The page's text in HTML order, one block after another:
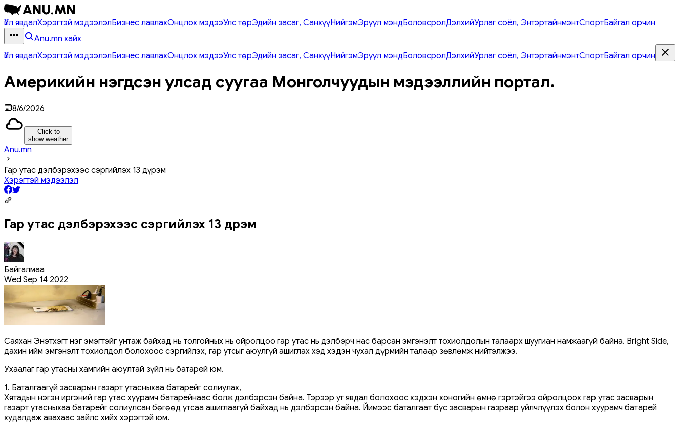
Үйл явдалХэрэгтэй мэдээлэлБизнес лавлахОнцлох мэдээУлс төрЭдийн засаг, СанхүүНийгэмЭрүүл мэндБоловсролДэлхийУрлаг соёл, ЭнтэртайнмэнтСпортБайгал орчин
Anu.mn хайх
Үйл явдалХэрэгтэй мэдээлэлБизнес лавлахОнцлох мэдээУлс төрЭдийн засаг, СанхүүНийгэмЭрүүл мэндБоловсролДэлхийУрлаг соёл, ЭнтэртайнмэнтСпортБайгал орчин
Америкийн нэгдсэн улсад суугаа Монголчуудын мэдээллийн портал.
8/6/2026
Click to
show weather
Anu.mn
Гар утас дэлбэрэхээс сэргийлэх 13 дүрэм
Хэрэгтэй мэдээлэл
Гар утас дэлбэрэхээс сэргийлэх 13 дүрэм
Байгалмаа
Wed Sep 14 2022
Саяхан Энэтхэгт нэг эмэгтэйг унтаж байхад нь толгойных нь ойролцоо гар утас нь дэлбэрч нас барсан эмгэнэлт тохиолдолын талаарх шуугиан намжаагүй байна. Bright Side,
дахин ийм эмгэнэлт тохиолдол болохоос сэргийлэх, гар утсыг аюулгүй ашиглах хэд хэдэн чухал дүрмийн талаар зөвлөмж нийтэлжээ.
Ухаалаг гар утасны хамгийн аюултай зүйл нь батарей юм.
1. Баталгаагүй засварын газарт утасныхаа батарейг солиулах,
Хятадын нэгэн иргэний гар утас хуурамч батарейнаас болж дэлбэрсэн байна. Тэрээр уг явдал болохоос хэдхэн хоногийн өмнө гэртэйгээ ойролцоох гар утас засварын
газарт утасныхаа батарейг солиулсан бөгөөд утсаа ашиглаагүй байхад нь дэлбэрсэн байна. Йимээс баталгаат бус засварын газраар үйлчлүүлэх болон хуурамч батарей
худалдаж авахаас зайлс хийх хэрэгтэй юм.